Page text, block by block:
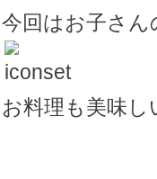
今回はお子さ
お料理も美味